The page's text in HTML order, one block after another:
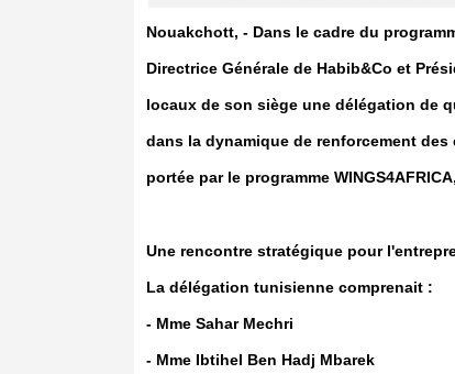
Nouakchott, - Dans le cadre du
Directrice Générale de Habib&Co et
locaux de son siège une délégation de
dans la dynamique de renforcement
portée par le programme
Une rencontre stratégique pour
La délégation tunisienne comprenait :
- Mme Sahar Mechri
- Mme Ibtihel Ben Hadj Mbarek